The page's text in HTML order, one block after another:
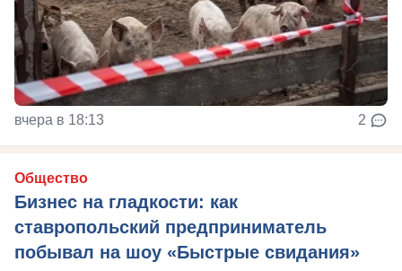
вчера в 18:13 2
Общество
Бизнес на гладкости: как
ставропольский предприниматель
побывал на шоу «Быстрые свидания»